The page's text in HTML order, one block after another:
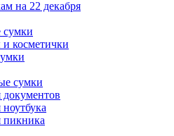
на 22 декабря
и косметички
сумки
пикника